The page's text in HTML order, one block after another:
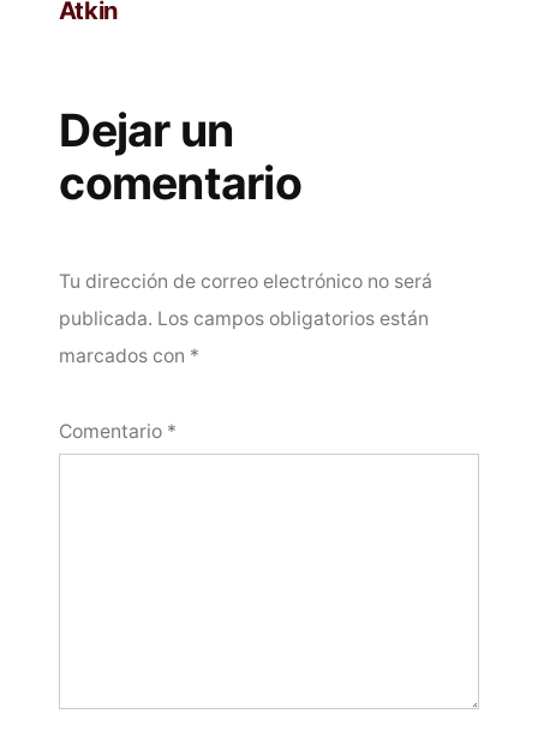
Atkin
Dejar un
comentario
Tu dirección de correo electrónico no será
publicada. Los campos obligatorios están
marcados con *
Comentario *